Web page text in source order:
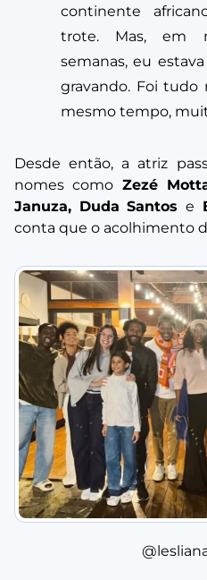
continente
trote. Mas, em
semanas, eu
gravando. Foi tudo
mesmo tempo,
Desde então, a atriz
nomes como Zezé
Januza, Duda Santos e
conta que o acolhimento